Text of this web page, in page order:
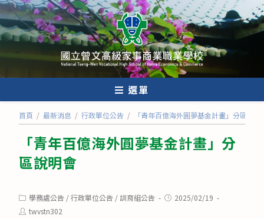
跳
轉
至
內
選單
首頁 / 最新消息 / 行政單位公告 / 「青年百億海外圓夢基金計畫」分區說明
「青年百億海外圓夢基金計畫」分
區說明會
Post
category:
學務處公告 /行政單位公告 /訓育組公告
Post2025/02/19
Posttwvstn302